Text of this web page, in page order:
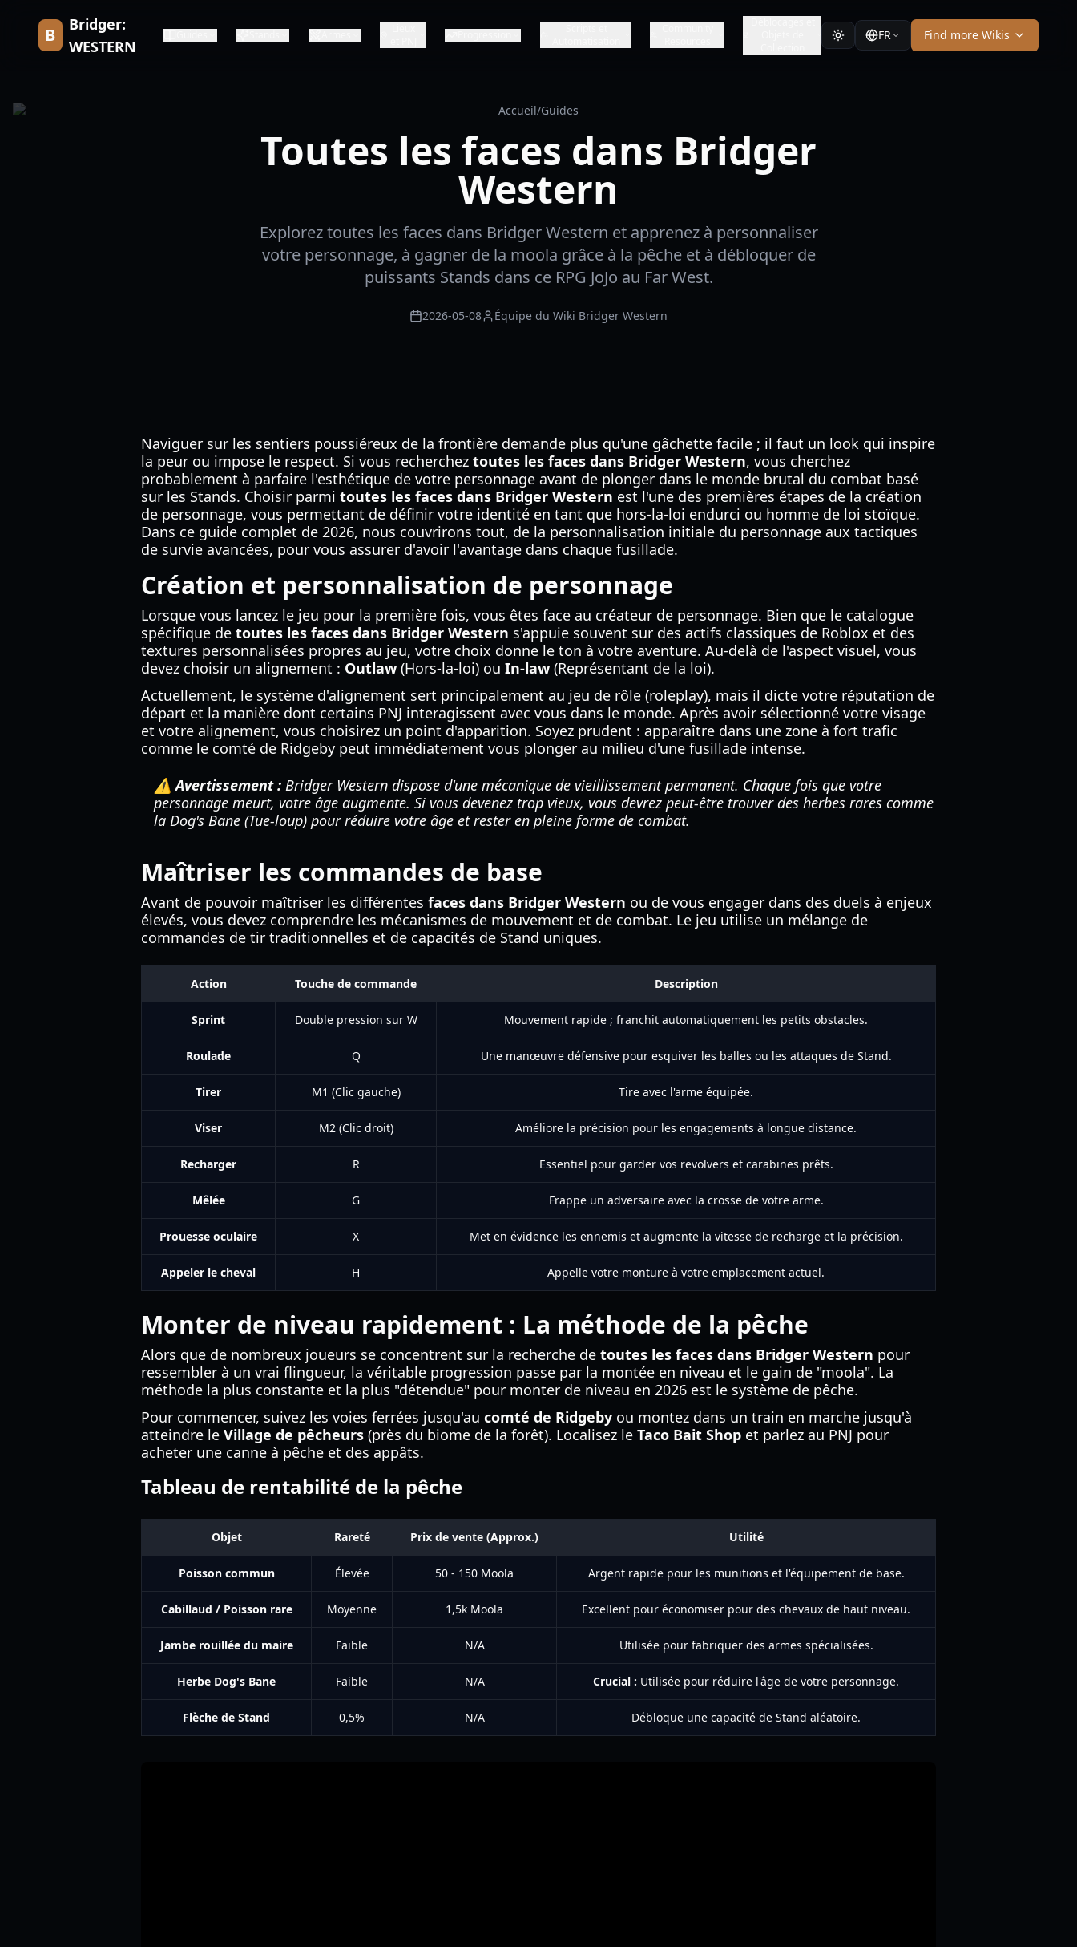
B
Bridger:
WESTERN
FR Find more Wikis
Accueil/Guides
Toutes les faces dans Bridger
Western
Explorez toutes les faces dans Bridger Western et apprenez à personnaliser
votre personnage, à gagner de la moola grâce à la pêche et à débloquer de
puissants Stands dans ce RPG JoJo au Far West.
2026-05-08 Équipe du Wiki Bridger Western
Naviguer sur les sentiers poussiéreux de la frontière demande plus qu'une gâchette facile ; il faut un look qui inspire
la peur ou impose le respect. Si vous recherchez toutes les faces dans Bridger Western, vous cherchez
probablement à parfaire l'esthétique de votre personnage avant de plonger dans le monde brutal du combat basé
sur les Stands. Choisir parmi toutes les faces dans Bridger Western est l'une des premières étapes de la création
de personnage, vous permettant de définir votre identité en tant que hors-la-loi endurci ou homme de loi stoïque.
Dans ce guide complet de 2026, nous couvrirons tout, de la personnalisation initiale du personnage aux tactiques
de survie avancées, pour vous assurer d'avoir l'avantage dans chaque fusillade.
Création et personnalisation de personnage
Lorsque vous lancez le jeu pour la première fois, vous êtes face au créateur de personnage. Bien que le catalogue
spécifique de toutes les faces dans Bridger Western s'appuie souvent sur des actifs classiques de Roblox et des
textures personnalisées propres au jeu, votre choix donne le ton à votre aventure. Au-delà de l'aspect visuel, vous
devez choisir un alignement : Outlaw (Hors-la-loi) ou In-law (Représentant de la loi).
Actuellement, le système d'alignement sert principalement au jeu de rôle (roleplay), mais il dicte votre réputation de
départ et la manière dont certains PNJ interagissent avec vous dans le monde. Après avoir sélectionné votre visage
et votre alignement, vous choisirez un point d'apparition. Soyez prudent : apparaître dans une zone à fort trafic
comme le comté de Ridgeby peut immédiatement vous plonger au milieu d'une fusillade intense.
⚠️ Avertissement : Bridger Western dispose d'une mécanique de vieillissement permanent. Chaque fois que votre
personnage meurt, votre âge augmente. Si vous devenez trop vieux, vous devrez peut-être trouver des herbes rares comme
la Dog's Bane (Tue-loup) pour réduire votre âge et rester en pleine forme de combat.
Maîtriser les commandes de base
Avant de pouvoir maîtriser les différentes faces dans Bridger Western ou de vous engager dans des duels à enjeux
élevés, vous devez comprendre les mécanismes de mouvement et de combat. Le jeu utilise un mélange de
commandes de tir traditionnelles et de capacités de Stand uniques.
Action Touche de commande Description
Sprint Double pression sur W Mouvement rapide ; franchit automatiquement les petits obstacles.
Roulade Q Une manœuvre défensive pour esquiver les balles ou les attaques de Stand.
Tirer M1 (Clic gauche) Tire avec l'arme équipée.
Viser M2 (Clic droit) Améliore la précision pour les engagements à longue distance.
Recharger R Essentiel pour garder vos revolvers et carabines prêts.
Mêlée G Frappe un adversaire avec la crosse de votre arme.
Prouesse oculaire X Met en évidence les ennemis et augmente la vitesse de recharge et la précision.
Appeler le cheval H Appelle votre monture à votre emplacement actuel.
Monter de niveau rapidement : La méthode de la pêche
Alors que de nombreux joueurs se concentrent sur la recherche de toutes les faces dans Bridger Western pour
ressembler à un vrai flingueur, la véritable progression passe par la montée en niveau et le gain de "moola". La
méthode la plus constante et la plus "détendue" pour monter de niveau en 2026 est le système de pêche.
Pour commencer, suivez les voies ferrées jusqu'au comté de Ridgeby ou montez dans un train en marche jusqu'à
atteindre le Village de pêcheurs (près du biome de la forêt). Localisez le Taco Bait Shop et parlez au PNJ pour
acheter une canne à pêche et des appâts.
Tableau de rentabilité de la pêche
Objet Rareté Prix de vente (Approx.) Utilité
Poisson commun Élevée 50 - 150 Moola Argent rapide pour les munitions et l'équipement de base.
Cabillaud / Poisson rare Moyenne 1,5k Moola Excellent pour économiser pour des chevaux de haut niveau.
Jambe rouillée du maire Faible N/A Utilisée pour fabriquer des armes spécialisées.
Herbe Dog's Bane Faible N/A Crucial : Utilisée pour réduire l'âge de votre personnage.
Flèche de Stand 0,5% N/A Débloque une capacité de Stand aléatoire.